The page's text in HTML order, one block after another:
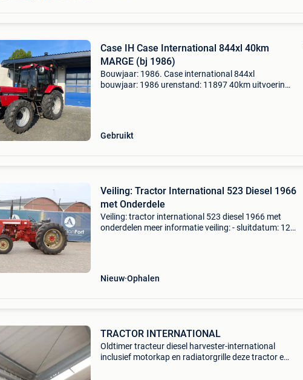
Case IH Case International 844xl 40km
MARGE (bj 1986)
Bouwjaar: 1986. Case international 844xl
bouwjaar: 1986 urenstand: 11897 40km uitvoering
Gebruikt
Veiling: Tractor International 523 Diesel 1966
met Onderdele
Veiling: tractor international 523 diesel 1966 met
onderdelen meer informatie veiling: - sluitdatum: 12
Nieuw Ophalen
TRACTOR INTERNATIONAL
Oldtimer tracteur diesel harvester-international
inclusief motorkap en radiatorgrille deze tractor en